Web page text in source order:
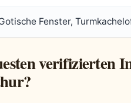
Fenster,
verifizierten